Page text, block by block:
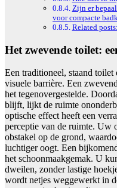
Zijn er
voor compacte
Related posts:
Het zwevende toilet:
Een traditioneel, staand toilet
visuele barrière. Een
het tegenovergestelde.
blijft, lijkt de ruimte
optische effect heeft een
perceptie van de ruimte. Uw
obstakel op de grond,
luchtiger oogt. Een
het schoonmaakgemak. U
dweilen, zonder lastige
wordt netjes weggewerkt in